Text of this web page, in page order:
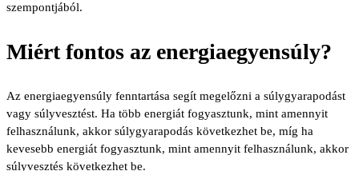
szempontjából.
Miért fontos az energiaegyensúly?
Az energiaegyensúly fenntartása segít megelőzni a súlygyarapodást
vagy súlyvesztést. Ha több energiát fogyasztunk, mint amennyit
felhasználunk, akkor súlygyarapodás következhet be, míg ha
kevesebb energiát fogyasztunk, mint amennyit felhasználunk, akkor
súlyvesztés következhet be.